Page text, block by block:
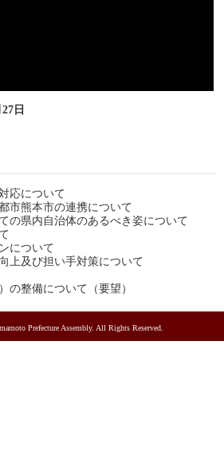
日
応について
市熊本市の連携について
の県内自治体のあるべき姿について
について
上及び担い手対策について
整備について（要望）
Prefecture Assembly. All Rights Reserved.